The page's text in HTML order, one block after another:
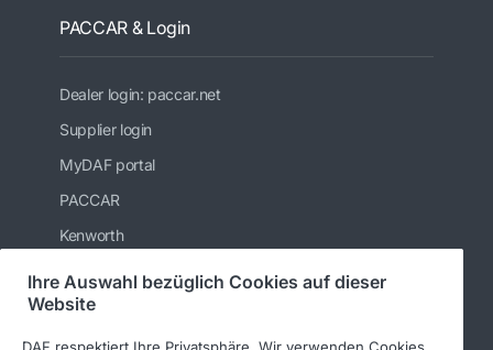
PACCAR & Login
Dealer login: paccar.net
Supplier login
MyDAF portal
PACCAR
Kenworth
Leyland Trucks Ltd
Ihre Auswahl bezüglich Cookies auf dieser
Website